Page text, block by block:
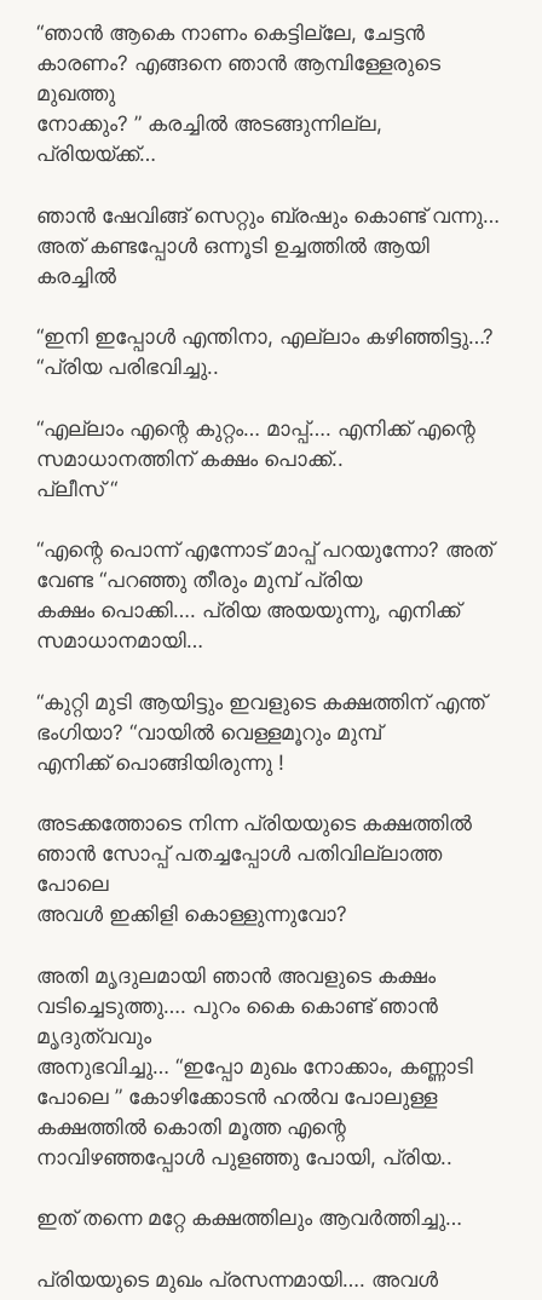
“ഞാൻ ആകെ നാണം കെട്ടില്ലേ, ചേട്ടൻ
കാരണം? എങ്ങനെ ഞാൻ ആമ്പിള്ളേരുടെ
മുഖത്തു
നോക്കും? ” കരച്ചിൽ അടങ്ങുന്നില്ല,
പ്രിയയ്ക്ക്…
ഞാൻ ഷേവിങ്ങ് സെറ്റും ബ്രഷും കൊണ്ട് വന്നു…
അത് കണ്ടപ്പോൾ ഒന്നൂടി ഉച്ചത്തിൽ ആയി
കരച്ചിൽ
“ഇനി ഇപ്പോൾ എന്തിനാ, എല്ലാം കഴിഞ്ഞിട്ടു…?
“പ്രിയ പരിഭവിച്ചു..
“എല്ലാം എന്റെ കുറ്റം… മാപ്പ്…. എനിക്ക് എന്റെ
സമാധാനത്തിന് കക്ഷം പൊക്ക്..
പ്ലീസ് “
“എന്റെ പൊന്ന് എന്നോട് മാപ്പ് പറയുന്നോ? അത്
വേണ്ട “പറഞ്ഞു തീരും മുമ്പ് പ്രിയ
കക്ഷം പൊക്കി…. പ്രിയ അയയുന്നു, എനിക്ക്
സമാധാനമായി…
“കുറ്റി മുടി ആയിട്ടും ഇവളുടെ കക്ഷത്തിന് എന്ത്
ഭംഗിയാ? “വായിൽ വെള്ളമൂറും മുമ്പ്
എനിക്ക് പൊങ്ങിയിരുന്നു !
അടക്കത്തോടെ നിന്ന പ്രിയയുടെ കക്ഷത്തിൽ
ഞാൻ സോപ്പ് പതച്ചപ്പോൾ പതിവില്ലാത്ത
പോലെ
അവൾ ഇക്കിളി കൊള്ളുന്നുവോ?
അതി മൃദുലമായി ഞാൻ അവളുടെ കക്ഷം
വടിച്ചെടുത്തു…. പുറം കൈ കൊണ്ട് ഞാൻ
മൃദുത്വവും
അനുഭവിച്ചു… “ഇപ്പോ മുഖം നോക്കാം, കണ്ണാടി
പോലെ ” കോഴിക്കോടൻ ഹൽവ പോലുള്ള
കക്ഷത്തിൽ കൊതി മൂത്ത എന്റെ
നാവിഴഞ്ഞപ്പോൾ പുളഞ്ഞു പോയി, പ്രിയ..
ഇത് തന്നെ മറ്റേ കക്ഷത്തിലും ആവർത്തിച്ചു…
പ്രിയയുടെ മുഖം പ്രസന്നമായി…. അവൾ